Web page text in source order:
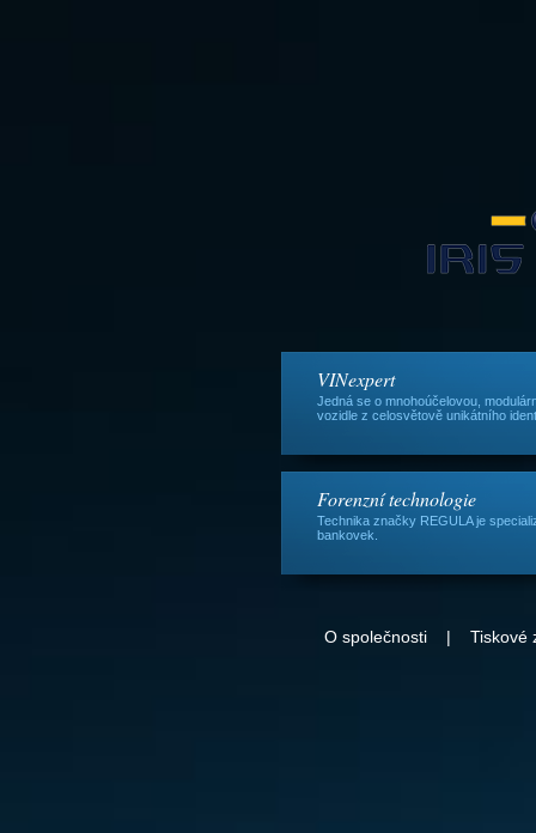
VINexpert
Jedná se o mnohoúčelovou,
vozidle z celosvětově unikátního
Forenzní technologie
Technika značky REGULA je
bankovek.
O společnosti| Tiskové